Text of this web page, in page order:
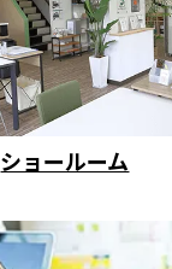
ショールーム